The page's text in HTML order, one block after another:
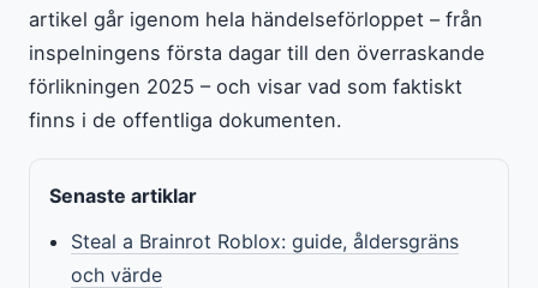
artikel går igenom hela händelseförloppet – från
inspelningens första dagar till den överraskande
förlikningen 2025 – och visar vad som faktiskt
finns i de offentliga dokumenten.
Senaste artiklar
Steal a Brainrot Roblox: guide, åldersgräns
och värde